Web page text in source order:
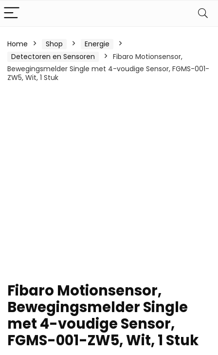
Home Shop
Energie
Detectoren en Sensoren
Fibaro Motionsensor,
Bewegingsmelder Single met 4-voudige Sensor, FGMS-001-
ZW5, Wit, 1 Stuk
Fibaro Motionsensor,
Bewegingsmelder Single
met 4-voudige Sensor,
FGMS-001-ZW5, Wit, 1 Stuk